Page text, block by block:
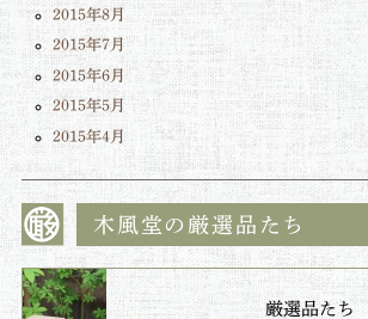
2015年8月
2015年7月
2015年6月
2015年5月
2015年4月
木風堂の厳選品たち
厳選品たち